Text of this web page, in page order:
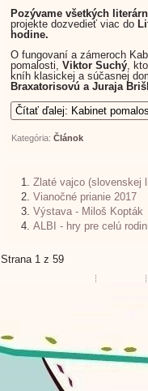
Pozývame všetkých
projekte dozvedieť viac do
hodine.
O fungovaní a zámeroch
pomalosti, Viktor Suchý,
kníh klasickej a súčasnej
Braxatorisovú a Juraja
Čítať ďalej: Kabinet
Kategória: Článok
Zlaté vajco (slovenskej
Vianočné prianie 2017
Výstava - Miloš Kopták
ALBI - hry pre celú
Strana 1 z 59